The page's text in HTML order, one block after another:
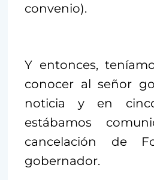
convenio).
Y entonces,
conocer al señor
noticia y en
estábamos
cancelación de
gobernador.